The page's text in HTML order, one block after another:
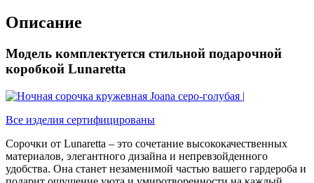
Описание
Модель комплектуется стильной подарочной
коробкой Lunaretta
Все изделия сертифицированы
Сорочки от Lunaretta – это сочетание высококачественных
материалов, элегантного дизайна и непревзойденного
удобства. Она станет незаменимой частью вашего гардероба и